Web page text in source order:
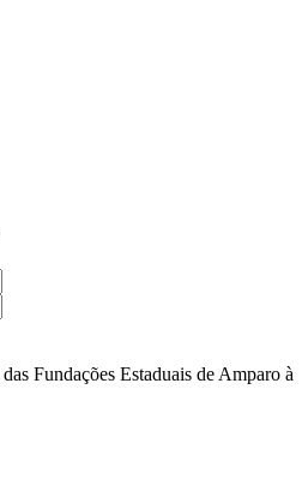
Fundações Estaduais de Amparo à